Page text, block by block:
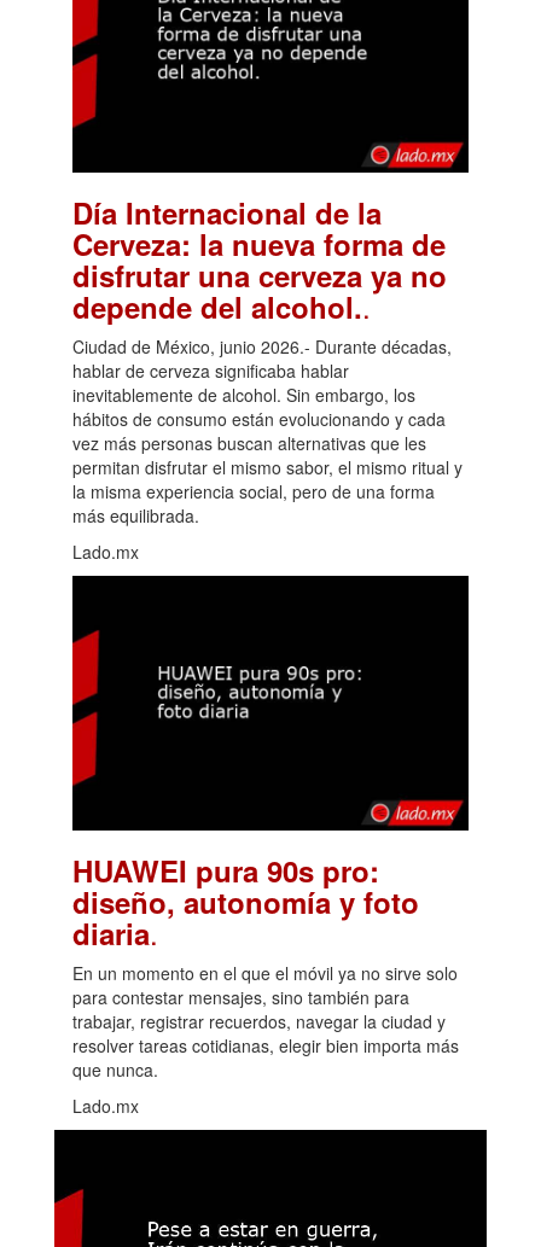
Día Internacional de la
Cerveza: la nueva forma de
disfrutar una cerveza ya no
depende del alcohol..
Ciudad de México, junio 2026.- Durante décadas,
hablar de cerveza significaba hablar
inevitablemente de alcohol. Sin embargo, los
hábitos de consumo están evolucionando y cada
vez más personas buscan alternativas que les
permitan disfrutar el mismo sabor, el mismo ritual y
la misma experiencia social, pero de una forma
más equilibrada.
Lado.mx
HUAWEI pura 90s pro:
diseño, autonomía y foto
diaria.
En un momento en el que el móvil ya no sirve solo
para contestar mensajes, sino también para
trabajar, registrar recuerdos, navegar la ciudad y
resolver tareas cotidianas, elegir bien importa más
que nunca.
Lado.mx